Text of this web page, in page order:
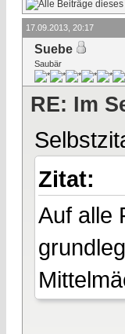
17.09.2013, 20:17
Suebe
Saubär
RE: Im
Zitat:
Auf alle